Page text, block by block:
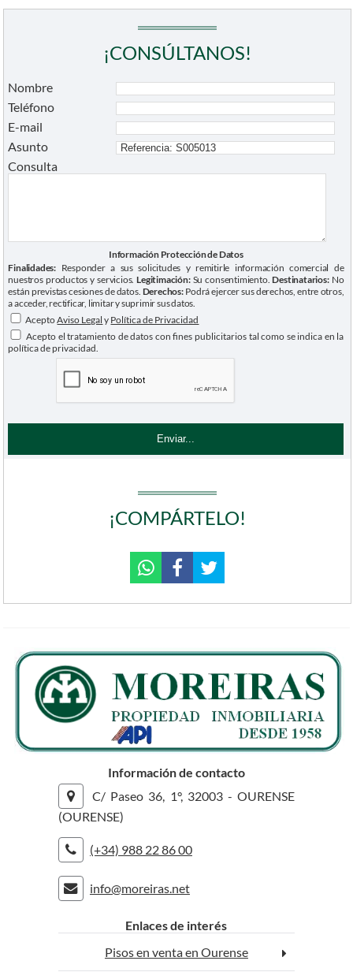
¡COMPÁRTELO!
¡CONSÚLTANOS!
Nombre
Teléfono
E-mail
Asunto
Consulta
Información Protección de Datos
Finalidades: Responder a sus solicitudes y remitirle información comercial de
nuestros productos y servicios.Legitimación:Su consentimiento.Destinatarios:No
están previstas cesiones de datos. Derechos:Podrá ejercer sus derechos, entre otros,
a acceder, rectificar, limitar y suprimir sus datos.
AceptoAviso Legal y Política de Privacidad
Acepto el tratamiento de datos con fines publicitarios tal como se indica en la
política de privacidad.
Información de contacto
C/ Paseo 36, 1°, 32003 - OURENSE
(OURENSE)
(+34) 988 22 86 00
info@moreiras.net
Enlaces de interés
Pisos en venta en Ourense